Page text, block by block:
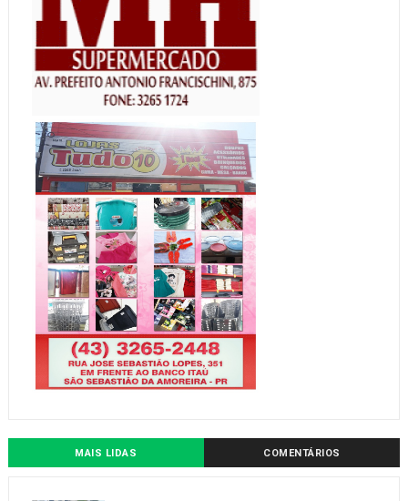
MAIS LIDAS COMENTÁRIOS